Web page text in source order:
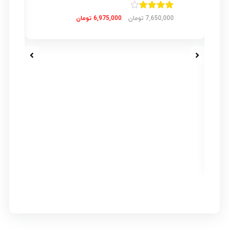
امتیاز
7,650,000 تومان 6,975,000 تومان